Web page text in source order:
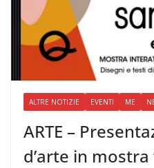
ALTRE NOTIZIE EVENTI ME
ARTE –
d’arte in mostra